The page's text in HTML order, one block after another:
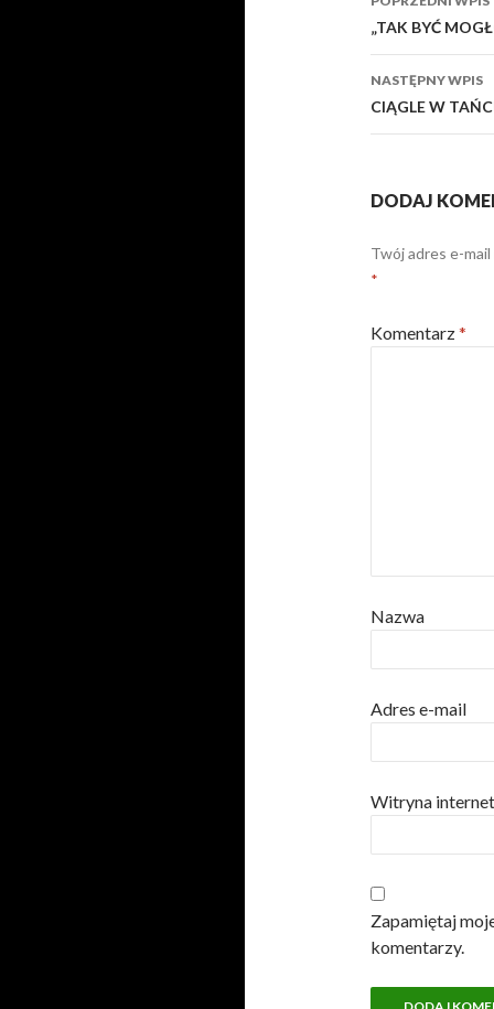
wpisy
„TAK BYĆ
NASTĘPNY WPIS
CIĄGLE W
DODAJ
Twój adres e-
*
Komentarz*
Nazwa
Adres e-mail
Witryna
Zapamiętaj
komentarzy.